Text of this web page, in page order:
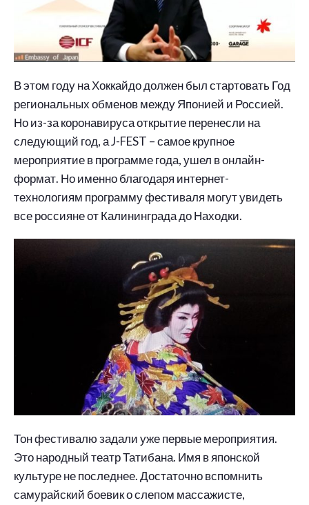
В этом году на Хоккайдо должен был стартовать Год
региональных обменов между Японией и Россией.
Но из-за коронавируса открытие перенесли на
следующий год, а J-FEST – самое крупное
мероприятие в программе года, ушел в онлайн-
формат. Но именно благодаря интернет-
технологиям программу фестиваля могут увидеть
все россияне от Калининграда до Находки.
Тон фестивалю задали уже первые мероприятия.
Это народный театр Татибана. Имя в японской
культуре не последнее. Достаточно вспомнить
самурайский боевик о слепом массажисте,